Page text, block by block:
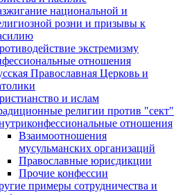
национальной и
розни и призывы к
экстремизму
отношения
Православная Церковь и
и ислам
религии против "сект"
отношения
Взаимоотношения
мусульманских организаций
Православные юрисдикции
Прочие конфессии
примеры сотрудничества и